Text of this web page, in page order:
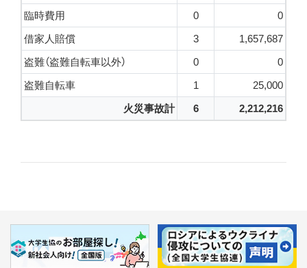
臨時費用
0
0
借家人賠償
3
1,657,687
盗難（盗難自転車以外）
0
0
盗難自転車
1
25,000
火災事故計
6 2,212,216